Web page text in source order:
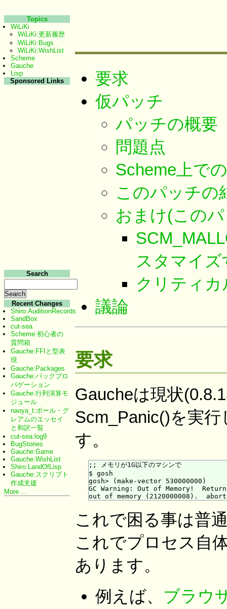
要求
仮パッチ
パッチの概要
問題点
Scheme上で
このパッチの
おまけ(この
スタマイ
クリティ
議論
要求
Gaucheは現状
Scm_Panic()を実
す。
;; メモリが1G以下のマシンで
$ gosh
gosh> (make-vector 530000000)
GC Warning: Out of Memory!
これで困る事は普
これでプロセス自
あります。
例えば、 ブラウ
Topics
WiLiKi
WiLiKi:更新履歴
WiLiKi:Bugs
WiLiKi:WishList
Scheme
Gauche
Lisp
Sponsored Links
Search
Recent Changes
Shiro:AuditionRecords
SandBox
cut-sea
Scheme:初心者の
質問箱
Gauche:FFIと型表
現
Gauche:Packages
Gauche:バックプロ
パゲーション
Gauche:行列演算モ
ジュール
naoya_t:ポール・グ
レアムのエッセイ
と和訳一覧
cut-sea:log9
BugStories
Gauche:Game
Gauche:WishList
Shiro:LandOfLisp
Gauche:スクリプト
作成支援
More ...